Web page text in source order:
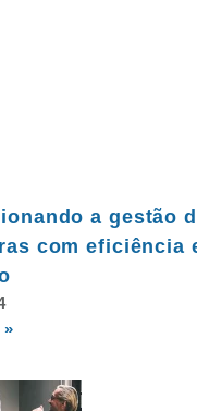
a gestão
com eficiência
»